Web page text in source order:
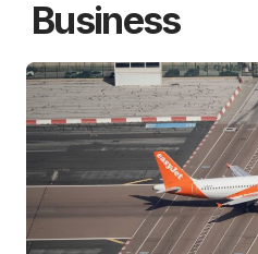
Business